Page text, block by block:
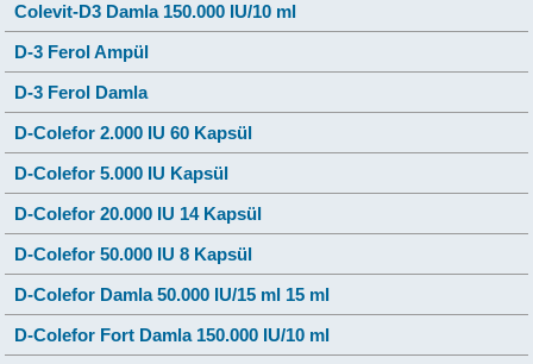
Colevit-D3 Damla 150.000 IU/10 ml
D-3 Ferol Ampül
D-3 Ferol Damla
D-Colefor 2.000 IU 60 Kapsül
D-Colefor 5.000 IU Kapsül
D-Colefor 20.000 IU 14 Kapsül
D-Colefor 50.000 IU 8 Kapsül
D-Colefor Damla 50.000 IU/15 ml 15 ml
D-Colefor Fort Damla 150.000 IU/10 ml